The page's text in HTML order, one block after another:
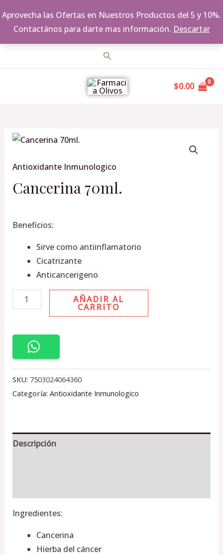
Aprovecha las Ofertas en Nuestros Productos del 5 y 10%.
Contactános para darte mas información. Descartar
Buscar
$0.00
Antioxidante Inmunologico
Cancerina 70ml.
Beneficios:
Sirve como antiinflamatorio
Cicatrizante
Anticancerigeno
Cancerina
cantidad
AÑADIR AL
CARRITO
SKU: 7503024064360
Categoría: Antioxidante Inmunologico
Descripción
Ingredientes:
Cancerina
Hierba del cáncer